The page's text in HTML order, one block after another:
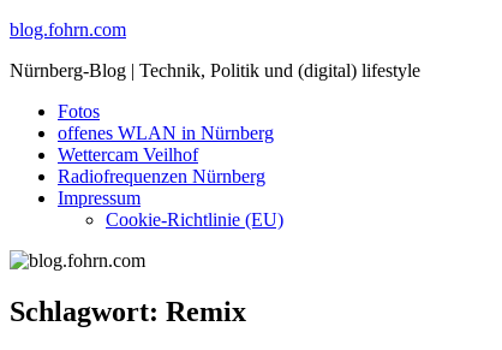
Skip
content
blog.fohrn.com
Nürnberg-Blog | Technik, Politik und (digital) lifestyle
Fotos
offenes WLAN in Nürnberg
Wettercam Veilhof
Radiofrequenzen Nürnberg
Impressum
Cookie-Richtlinie (EU)
Schlagwort: Remix